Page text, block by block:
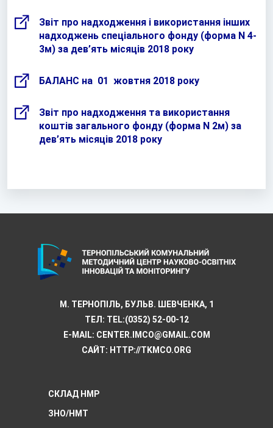
Звіт про надходження і використання інших
надходжень спеціального фонду (форма N 4-
3м) за дев’ять місяців 2018 року
БАЛАНС на 01 жовтня 2018 року
Звіт про надходження та використання
коштів загального фонду (форма N 2м) за
дев’ять місяців 2018 року
М. ТЕРНОПІЛЬ, БУЛЬВ. ШЕВЧЕНКА, 1
ТЕЛ: TEL:(0352) 52-00-12
E-MAIL: CENTER.IMCO@GMAIL.COM
САЙТ: HTTP://TKMCО.ORG
СКЛАД НМР
ЗНО/НМТ